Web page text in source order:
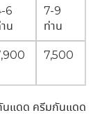
6
น
7-9
ท่าน
7,500
นแดด ครีมกันแดด